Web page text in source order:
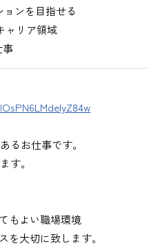
ョンを目指せる
ャリア領域
るお仕事です。
す。
もよい職場環境
を大切に致します。